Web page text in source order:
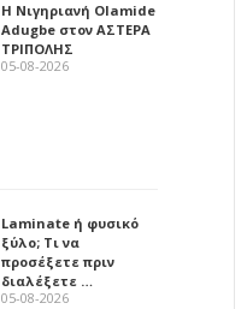
Η Νιγηριανή Olamide
Adugbe στον ΑΣΤΕΡΑ
ΤΡΙΠΟΛΗΣ
05-08-2026
Laminate ή φυσικό
ξύλο; Τι να
προσέξετε πριν
διαλέξετε …
05-08-2026